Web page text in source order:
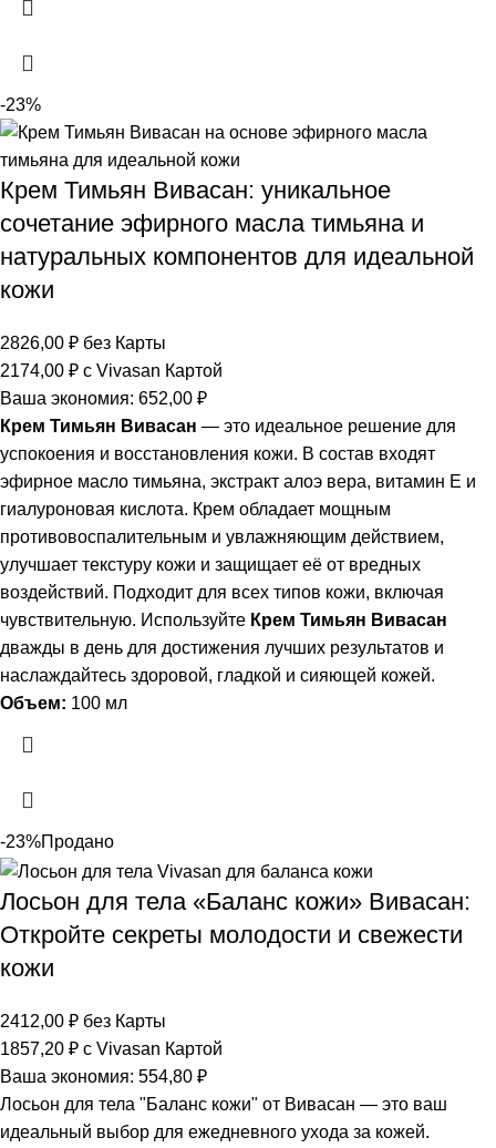
-23%
Крем Тимьян Вивасан: уникальное
сочетание эфирного масла тимьяна и
натуральных компонентов для идеальной
кожи
2826,00 ₽ без Карты
2174,00 ₽ с Vivasan Картой
Ваша экономия: 652,00 ₽
Крем Тимьян Вивасан — это идеальное решение для
успокоения и восстановления кожи. В состав входят
эфирное масло тимьяна, экстракт алоэ вера, витамин Е и
гиалуроновая кислота. Крем обладает мощным
противовоспалительным и увлажняющим действием,
улучшает текстуру кожи и защищает её от вредных
воздействий. Подходит для всех типов кожи, включая
чувствительную. Используйте Крем Тимьян Вивасан
дважды в день для достижения лучших результатов и
наслаждайтесь здоровой, гладкой и сияющей кожей.
Объем: 100 мл
-23%Продано
Лосьон для тела «Баланс кожи» Вивасан:
Откройте секреты молодости и свежести
кожи
2412,00 ₽ без Карты
1857,20 ₽ с Vivasan Картой
Ваша экономия: 554,80 ₽
Лосьон для тела "Баланс кожи" от Вивасан — это ваш
идеальный выбор для ежедневного ухода за кожей.